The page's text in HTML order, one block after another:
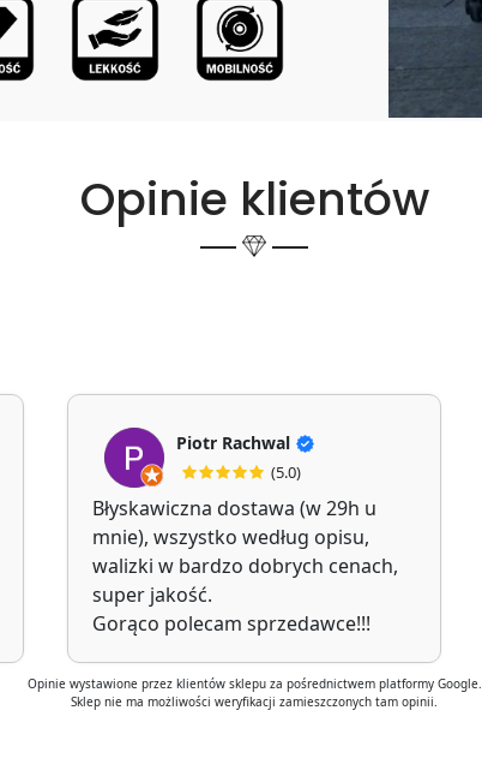
Opinie klientów
Piotr Rachwal
(5.0)
Błyskawiczna dostawa (w 29h u
mnie), wszystko według opisu,
walizki w bardzo dobrych cenach,
super jakość.
Gorąco polecam sprzedawce!!!
Opinie wystawione przez klientów sklepu za pośrednictwem platformy Google.
Sklep nie ma możliwości weryfikacji zamieszczonych tam opinii.